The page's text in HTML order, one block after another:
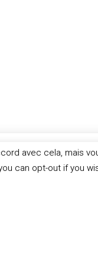
avec cela, mais
can opt-out if you